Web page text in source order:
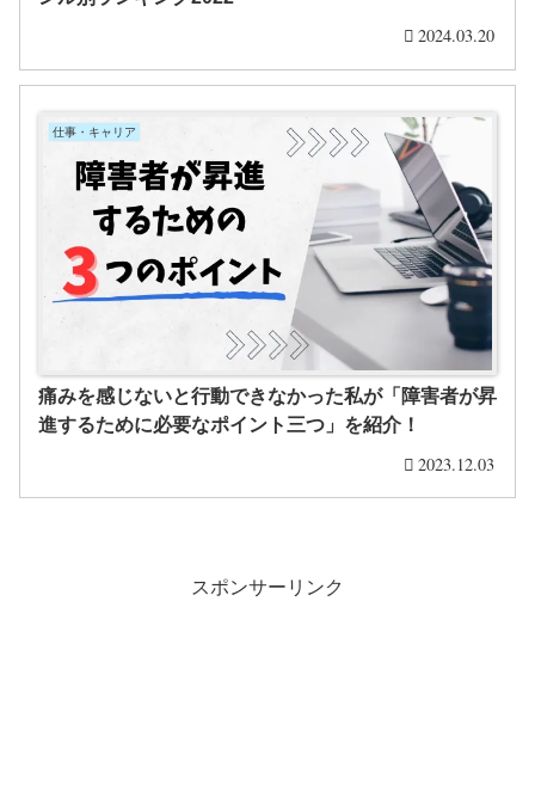
2024.03.20
仕事・キャリア
痛みを感じないと行動できなかった私が「障害者が昇
進するために必要なポイント三つ」を紹介！
2023.12.03
スポンサーリンク